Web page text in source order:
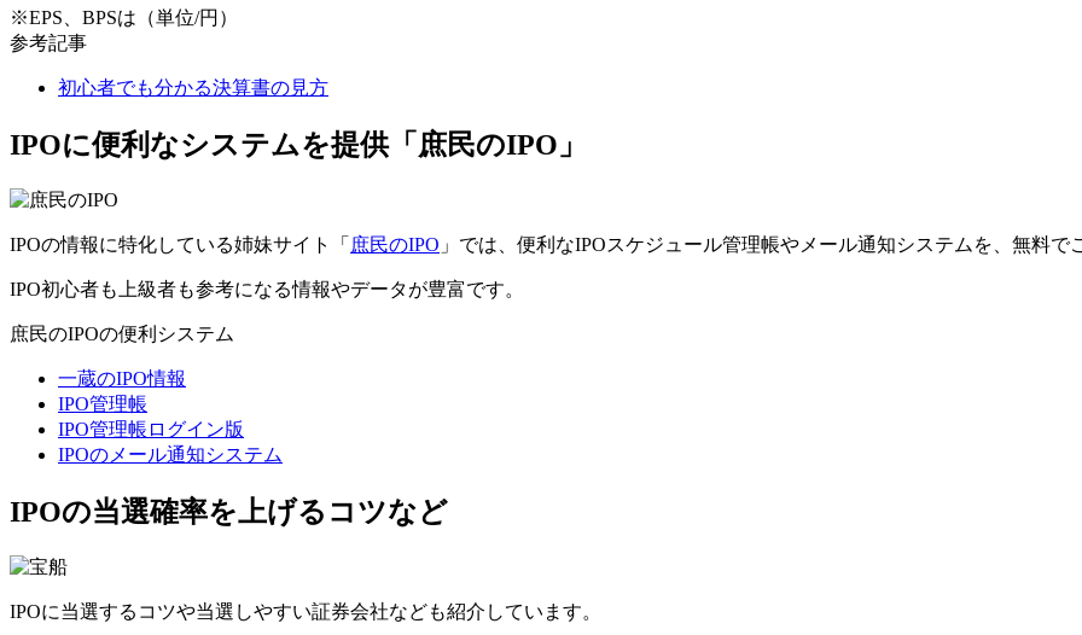
※EPS、BPSは（単位/円）
参考記事
初心者でも分かる決算書の見方
IPOに便利なシステムを提供「庶民のIPO」
IPOの情報に特化している姉妹サイト「 庶民のIPO 」では、便利なIPOスケジュール管理帳やメール通知システムを、無料で
IPO初心者も上級者も参考になる情報やデータが豊富です。
庶民のIPOの便利システム
一蔵のIPO情報
IPO管理帳
IPO管理帳ログイン版
IPOのメール通知システム
IPOの当選確率を上げるコツなど
IPOに当選するコツや当選しやすい証券会社なども紹介しています。